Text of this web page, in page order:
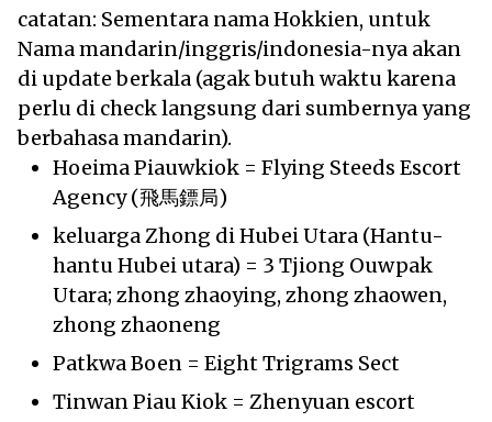
catatan: Sementara nama Hokkien, untuk
Nama mandarin/inggris/indonesia-nya akan
di update berkala (agak butuh waktu karena
perlu di check langsung dari sumbernya yang
berbahasa mandarin).
Hoeima Piauwkiok = Flying Steeds Escort
Agency (飛馬鏢局)
keluarga Zhong di Hubei Utara (Hantu-
hantu Hubei utara) = 3 Tjiong Ouwpak
Utara; zhong zhaoying, zhong zhaowen,
zhong zhaoneng
Patkwa Boen = Eight Trigrams Sect
Tinwan Piau Kiok = Zhenyuan escort